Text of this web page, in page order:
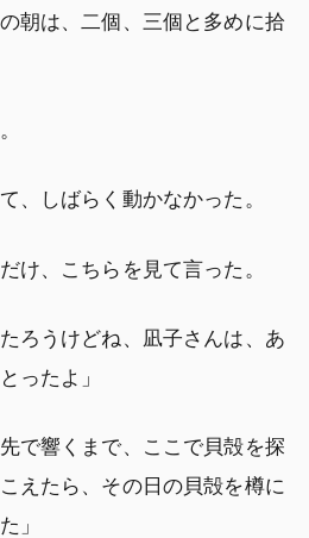
朝は、二個、三個と多めに拾
、しばらく動かなかった。
け、こちらを見て言った。
ろうけどね、凪子さんは、あ
ったよ」
で響くまで、ここで貝殻を探
えたら、その日の貝殻を樽に
」